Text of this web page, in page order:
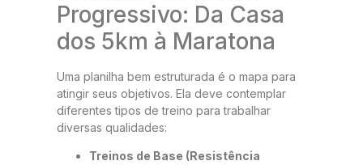
Progressivo: Da Casa
dos 5km à Maratona
Uma planilha bem estruturada é o mapa para
atingir seus objetivos. Ela deve contemplar
diferentes tipos de treino para trabalhar
diversas qualidades:
Treinos de Base (Resistência